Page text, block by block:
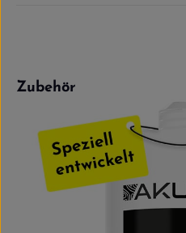
Produktgalerie überspringen
Zubehör